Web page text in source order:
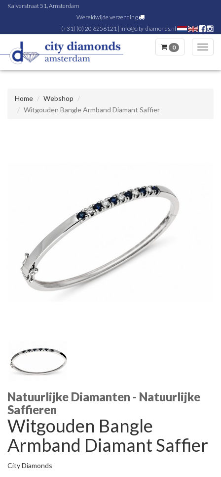
Kalverstraat 51, Amsterdam
Wereldwijde verzending
(+31) (0) 20 6256121 | info@city-diamonds.nl
0
Home
Webshop
Witgouden Bangle Armband Diamant Saffier
Natuurlijke Diamanten - Natuurlijke
Saffieren
Witgouden Bangle
Armband Diamant Saffier
City Diamonds